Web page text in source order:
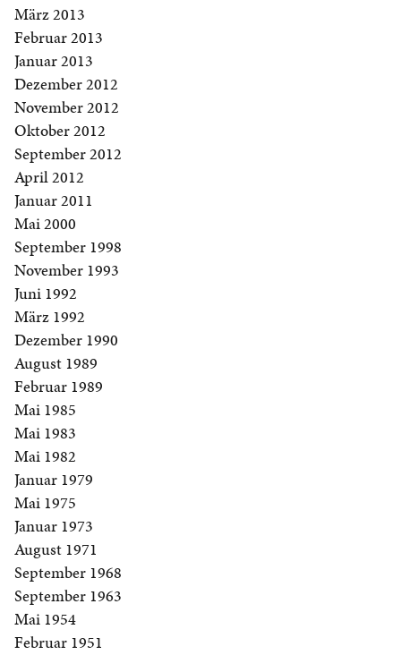
März 2013
Februar 2013
Januar 2013
Dezember 2012
November 2012
Oktober 2012
September 2012
April 2012
Januar 2011
Mai 2000
September 1998
November 1993
Juni 1992
März 1992
Dezember 1990
August 1989
Februar 1989
Mai 1985
Mai 1983
Mai 1982
Januar 1979
Mai 1975
Januar 1973
August 1971
September 1968
September 1963
Mai 1954
Februar 1951